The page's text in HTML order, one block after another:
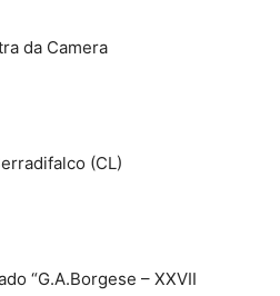
da Camera
(CL)
“G.A.Borgese – XXVII